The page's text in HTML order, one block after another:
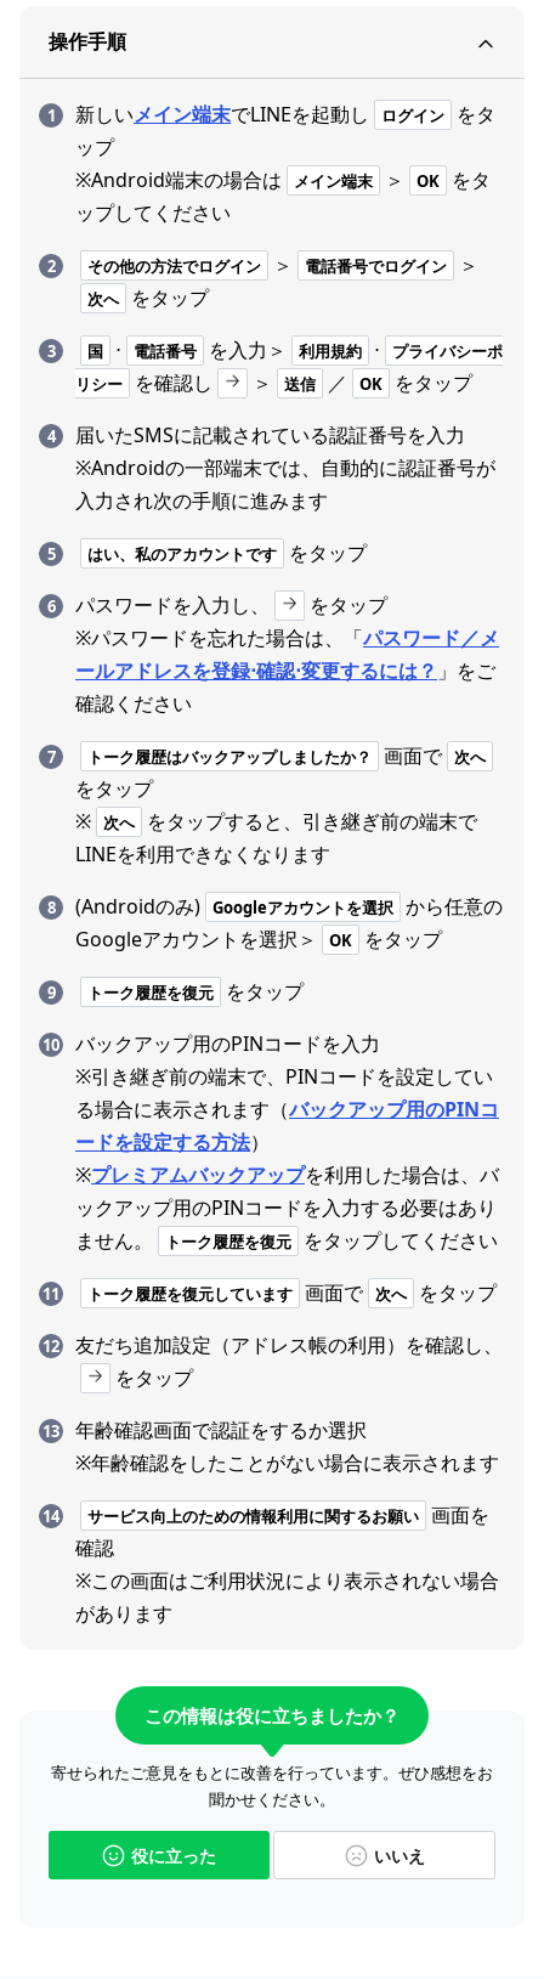
操作手順
新しいメイン端末でLINEを起動し ログイン
をタ
ップ
※Android端末の場合は
メイン端末 ＞ OK
をタ
ップしてください
その他の方法でログイン ＞ 電話番号でログイン ＞
次へ をタップ
国 ⋅ 電話番号 を入力＞ 利用規約 ⋅
プライバシーポ
リシー
を確認し ＞ 送信 ／ OK
をタップ
届いたSMSに記載されている認証番号を入力
※Androidの一部端末では、自動的に認証番号が
入力され次の手順に進みます
はい、私のアカウントです
をタップ
パスワードを入力し、
をタップ
※パスワードを忘れた場合は、「パスワード／メ
ールアドレスを登録⋅確認⋅変更するには？ 」をご
確認ください
トーク履歴はバックアップしましたか？ 画面で 次へ
をタップ
※ 次へ
をタップすると、引き継ぎ前の端末で
LINEを利用できなくなります
(Androidのみ) Googleアカウントを選択 から任意の
Googleアカウントを選択＞
OK をタップ
トーク履歴を復元
をタップ
バックアップ用のPINコードを入力
※引き継ぎ前の端末で、PINコードを設定してい
る場合に表示されます（バックアップ用のPINコ
ードを設定する方法）
※プレミアムバックアップを利用した場合は、バ
ックアップ用のPINコードを入力する必要はあり
ません。
トーク履歴を復元 をタップしてください
トーク履歴を復元しています 画面で 次へ
をタップ
友だち追加設定（アドレス帳の利用）を確認し、
をタップ
年齢確認画面で認証をするか選択
※年齢確認をしたことがない場合に表示されます
サービス向上のための情報利用に関するお願い 画面を
確認
※この画面はご利用状況により表示されない場合
があります
この情報は役に立ちましたか？
寄せられたご意見をもとに改善を行っています。ぜひ感想をお
聞かせください。
役に立った いいえ